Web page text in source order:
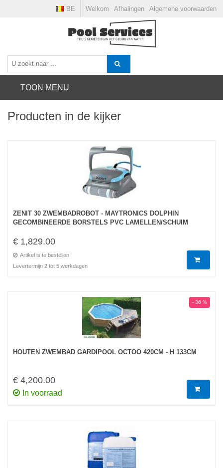
Welkom Afhalingen Algemene voorwaarden
BE
TOON MENU
Producten in de kijker
ZENIT 30 ZWEMBADROBOT - MAYTRONICS DOLPHIN
GECOMBINEERDE BORSTELS PVC LAMELLEN/SCHUIM
€ 1,829.00
Artikel is te bestellen
Levertermijn 2 tot 5 werkdagen
- 36 %
HOUTEN ZWEMBAD GARDIPOOL OCTOO 420CM - H 133CM
€ 4,200.00
In voorraad